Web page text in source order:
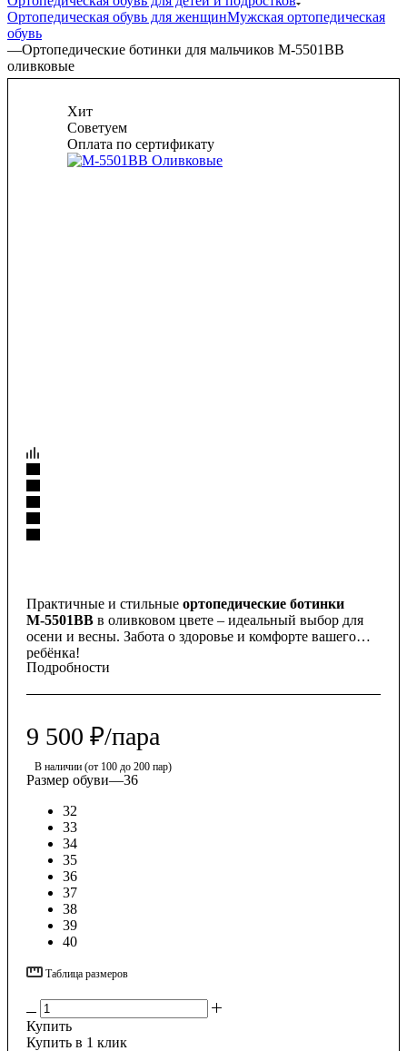
Ортопедическая обувь для женщинМужская ортопедическая
обувь
—Ортопедические ботинки для мальчиков М-5501ВВ
оливковые
Хит
Советуем
Оплата по сертификату
Практичные и стильные ортопедические ботинки
М-5501ВВ в оливковом цвете – идеальный выбор для
осени и весны. Забота о здоровье и комфорте вашего
ребёнка!
Подробности
9 500 ₽/пара
В наличии (от 100 до 200 пар)
Размер обуви—36
32
33
34
35
36
37
38
39
40
Таблица размеров
Купить
Купить в 1 клик